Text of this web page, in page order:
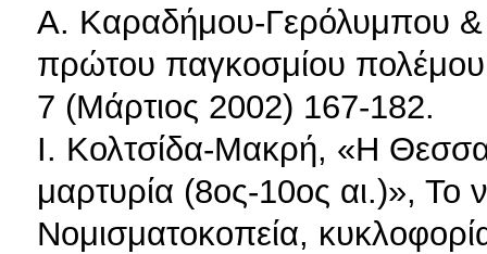
Α. Καραδήμου-Γερόλυμπου
πρώτου παγκοσμίου
7 (Μάρτιος 2002) 167-182.
Ι. Κολτσίδα-Μακρή, «Η
μαρτυρία (8ος-10ος αι.)»,
Νομισματοκοπεία,